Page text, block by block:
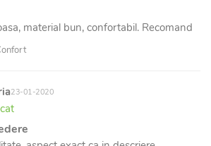
material bun, confortabil. Recomand
23-01-2020